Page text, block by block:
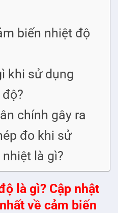
biến nhiệt độ
khi sử dụng
chính gây ra
đo khi sử
là gì?
là gì? Cập nhật
về cảm biến